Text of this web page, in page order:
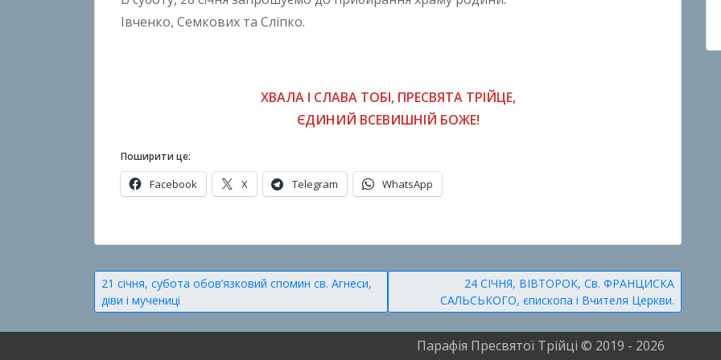
Івченко, Семкових та Сліпко.
ХВАЛА І СЛАВА ТОБІ, ПРЕСВЯТА ТРІЙЦЕ,
ЄДИНИЙ ВСЕВИШНІЙ БОЖЕ!
Поширити це:
Facebook X Telegram WhatsApp
п
у
б
л
і
Навігація
записів
21 січня, субота обов’язковий спомин св. Агнеси,
діви і мучениці
24 СІЧНЯ, ВІВТОРОК, Св. ФРАНЦИСКА
САЛЬСЬКОГО, єпископа і Вчителя Церкви.
Парафія Пресвятої Трійці © 2019 - 2026